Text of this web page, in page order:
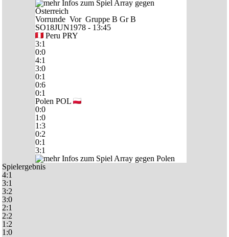
Vorrunde Vor Gruppe B Gr B
SO18JUN1978 - 13:45
Peru PRY
3:1
0:0
4:1
3:0
0:1
0:6
0:1
Polen POL
0:0
1:0
1:3
0:2
0:1
3:1
Spielergebnis
4:1
3:1
3:2
3:0
2:1
2:2
1:2
1:0